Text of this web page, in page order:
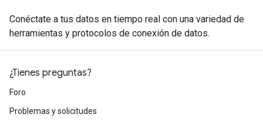
Conéctate a tus datos en tiempo real con una variedad de
herramientas y protocolos de conexión de datos.
¿Tienes preguntas?
Foro
Problemas y solicitudes